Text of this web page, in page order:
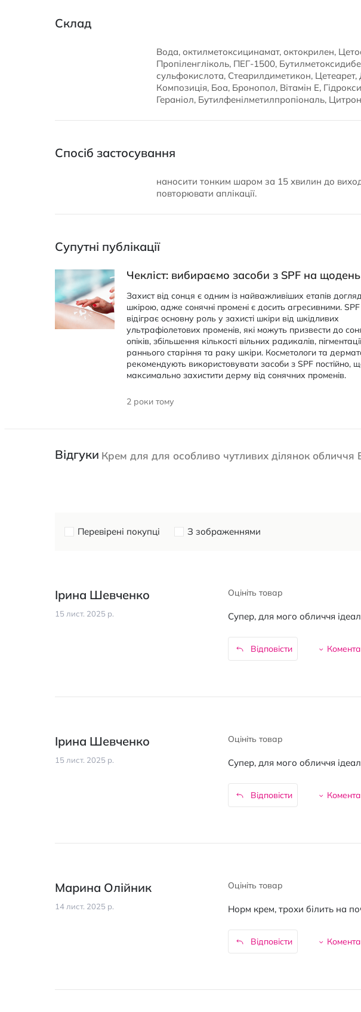
Склад
Вода, октилметоксицинамат, октокрилен,
Пропіленгліколь, ПЕГ-1500,
сульфокислота, Стеарилдиметикон,
Композиція, Боа, Бронопол, Вітамін Е,
Гераніол, Бутилфенілметилпропіональ,
Спосіб застосування
наносити тонким шаром за 15 хвилин до
повторювати аплікації.
Супутні публікації
Чекліст: вибираємо засоби з SPF на щодень
Захист від сонця є одним із найважливіших етапів
шкірою, адже сонячні промені є досить агресивними. SPF
відіграє основну роль у захисті шкіри від шкідливих
ультрафіолетових променів, які можуть призвести до
опіків, збільшення кількості вільних радикалів,
раннього старіння та раку шкіри. Косметологи та
рекомендують використовувати засоби з SPF постійно,
максимально захистити дерму від сонячних променів.
2 роки тому
Відгуки Крем для для особливо чутливих ділянок
Перевірені покупці З зображеннями
Ірина Шевченко
15 лист. 2025 р.
Оцініть товар
Супер, для мого обличчя
Відповісти
Ірина Шевченко
15 лист. 2025 р.
Оцініть товар
Супер, для мого обличчя
Відповісти
Марина Олійник
14 лист. 2025 р.
Оцініть товар
Норм крем, трохи білить на
Відповісти